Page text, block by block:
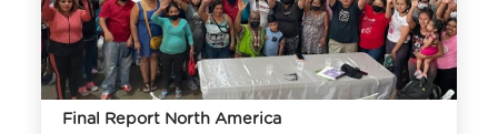
Final Report North America